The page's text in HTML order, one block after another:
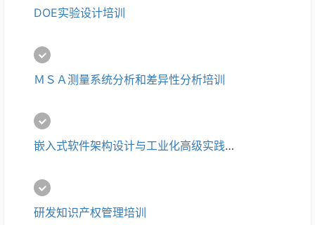
DOE实验设计培训
ＭＳＡ测量系统分析和差异性分析培训
嵌入式软件架构设计与工业化高级实践培训
研发知识产权管理培训